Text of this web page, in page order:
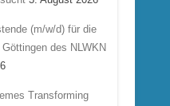
(m/w/d) für die
des NLWKN
Transforming